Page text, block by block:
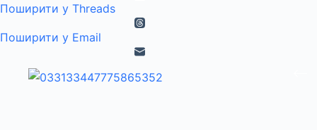
Поширити у Threads
Поширити у Email